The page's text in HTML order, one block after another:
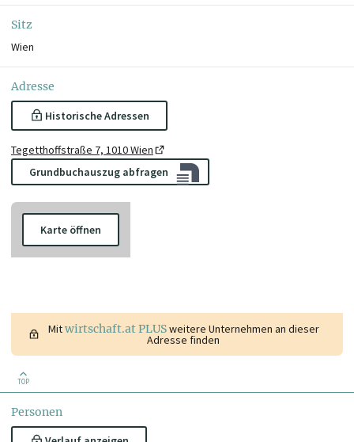
Sitz
Wien
Adresse
Historische Adressen
Tegetthoffstraße 7, 1010 Wien
Grundbuchauszug abfragen
Karte öffnen
Mitwirtschaft.at PLUSweitere Unternehmen an dieser
Adresse finden
TOP
Personen